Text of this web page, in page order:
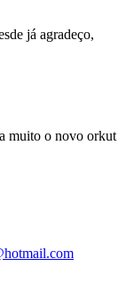
já agradeço,
muito o novo orkut